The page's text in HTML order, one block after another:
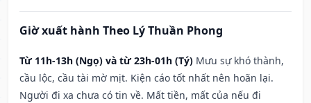
Giờ xuất hành Theo Lý Thuần Phong
Từ 11h-13h (Ngọ) và từ 23h-01h (Tý) Mưu sự khó thành,
cầu lộc, cầu tài mờ mịt. Kiện cáo tốt nhất nên hoãn lại.
Người đi xa chưa có tin về. Mất tiền, mất của nếu đi